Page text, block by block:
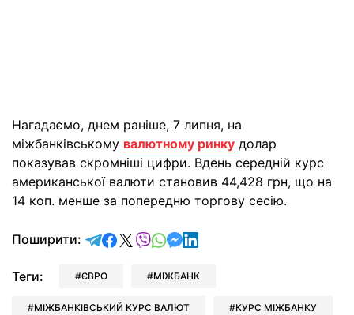
Нагадаємо, днем раніше, 7 липня, на
міжбанківському валютному ринку долар
показував скромніші цифри. Вдень середній курс
американської валюти становив 44,428 грн, що на
14 коп. менше за попередню торгову сесію.
Поширити: відправити у Telegram
поділитись у Facebook
поділитись у X
відправити у Viber
відправити у Whatsapp
відправити у Messenger
відправити у LinkedIn
Теги: ЄВРО МІЖБАНК
МІЖБАНКІВСЬКИЙ КУРС ВАЛЮТ КУРС МІЖБАНКУ